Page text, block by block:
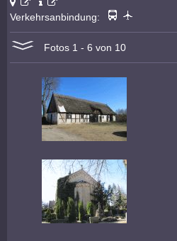
Verkehrsanbindung:
Fotos 1 - 6 von 10